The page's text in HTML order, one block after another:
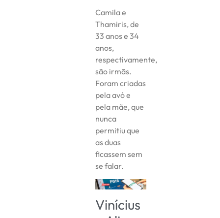
Camila e
Thamiris, de
33 anos e 34
anos,
respectivamente,
são irmãs.
Foram criadas
pela avó e
pela mãe, que
nunca
permitiu que
as duas
ficassem sem
se falar.
Vinícius